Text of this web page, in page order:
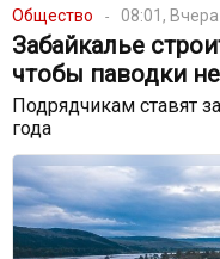
Общество 08:01, Вчера
Забайкалье
чтобы паводки
Подрядчикам ставят
года